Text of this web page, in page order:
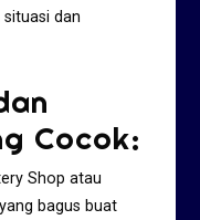
dan
Cocok:
Shop atau
bagus buat